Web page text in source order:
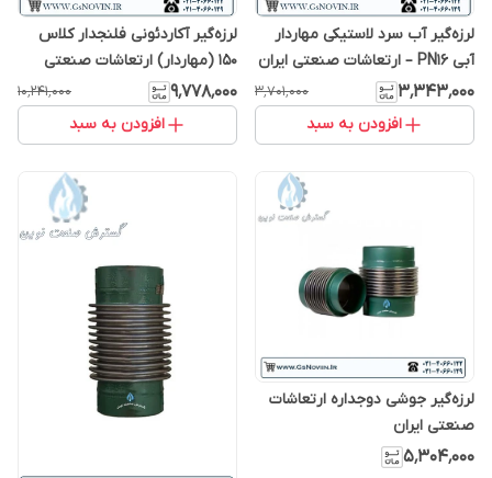
لرزه‌گیر آب سرد لاستیکی مهاردار
آبی PN16 – ارتعاشات صنعتی ایران
۳٬۳۴۳٬۰۰۰ ۳٬۷۰۱٬۰۰۰
افزودن به سبد
لرزه‌گیر آکاردئونی فلنجدار کلاس
150 (مهاردار) ارتعاشات صنعتی
ایران
۹٬۷۷۸٬۰۰۰ ۱۰٬۲۴۱٬۰۰۰
افزودن به سبد
لرزه‌گیر جوشی دوجداره ارتعاشات
صنعتی ایران
۵٬۳۰۴٬۰۰۰